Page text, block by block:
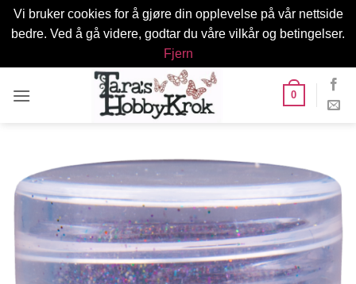
Vi bruker cookies for å gjøre din opplevelse på vår nettside
bedre. Ved å gå videre, godtar du våre vilkår og betingelser.
Fjern
0